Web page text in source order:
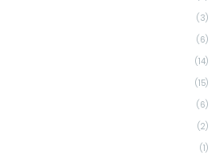
(3)
(6)
(14)
(15)
(6)
(2)
(1)